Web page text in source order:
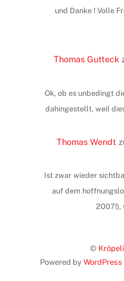
und Danke ! Volle
Thomas Gutteck
Ok, ob es unbedingt
dahingestellt, weil
Thomas Wendt
Ist zwar wieder
auf dem
2007!),
©
Powered by WordPress